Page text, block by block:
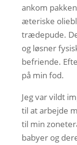
ankom
æteriske
trædepude.
og løsner
befriende.
på min fod.
Jeg var vildt
til at arbejde
til min
babyer og